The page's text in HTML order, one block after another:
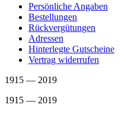
Persönliche Angaben
Bestellungen
Rückvergütungen
Adressen
Hinterlegte Gutscheine
Vertrag widerrufen
1915 — 2019
1915 — 2019